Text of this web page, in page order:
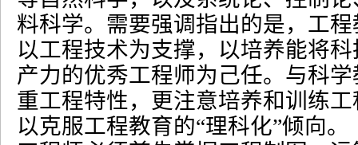
料科学。需要强调指出的是，工
以工程技术为支撑，以培养能将
产力的优秀工程师为己任。与科
重工程特性，更注意培养和训练
以克服工程教育的“理科化”倾向。